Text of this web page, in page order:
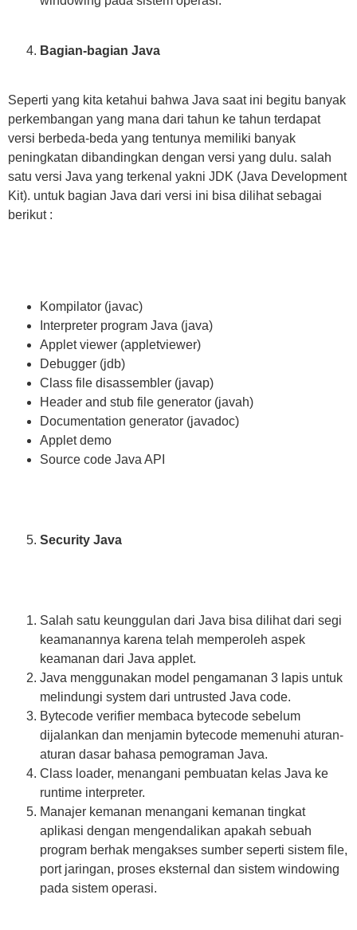
Bagian-bagian Java
Seperti yang kita ketahui bahwa Java saat ini begitu banyak
perkembangan yang mana dari tahun ke tahun terdapat
versi berbeda-beda yang tentunya memiliki banyak
peningkatan dibandingkan dengan versi yang dulu. salah
satu versi Java yang terkenal yakni JDK (Java Development
Kit). untuk bagian Java dari versi ini bisa dilihat sebagai
berikut :
Kompilator (javac)
Interpreter program Java (java)
Applet viewer (appletviewer)
Debugger (jdb)
Class file disassembler (javap)
Header and stub file generator (javah)
Documentation generator (javadoc)
Applet demo
Source code Java API
Security Java
Salah satu keunggulan dari Java bisa dilihat dari segi
keamanannya karena telah memperoleh aspek
keamanan dari Java applet.
Java menggunakan model pengamanan 3 lapis untuk
melindungi system dari untrusted Java code.
Bytecode verifier membaca bytecode sebelum
dijalankan dan menjamin bytecode memenuhi aturan-
aturan dasar bahasa pemograman Java.
Class loader, menangani pembuatan kelas Java ke
runtime interpreter.
Manajer kemanan menangani kemanan tingkat
aplikasi dengan mengendalikan apakah sebuah
program berhak mengakses sumber seperti sistem file,
port jaringan, proses eksternal dan sistem windowing
pada sistem operasi.